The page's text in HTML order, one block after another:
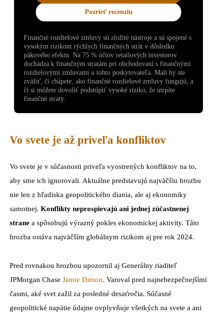
Pozrieť recenziu
Finančné rozdielové zmluvy sú zložité nástroje a sú spojené s
vysokým rizikom rýchlych finančných strát v dôsledku
pákového efektu. Na 75 % účtov retailových investorov
dochádza k finančným stratám pri obchodovaní s finančnými
rozdielovými zmluvami u tohto poskytovateľa. Mali by ste
zvážiť, či chápete, ako finančné rozdielové zmluvy fungujú, a
či si môžete dovoliť podstúpiť vysoké riziko, že utrpíte
finančné straty.
Vo svete je až priveľa konfliktov
Vo svete je v súčasnosti priveľa vyostrených konfliktov na to,
aby sme ich ignorovali. Aktuálne predstavujú najväčšiu hrozbu
nie len z hľadiska geopolitického diania, ale aj ekonomiky
samotnej. Konflikty neprospievajú ani jednej zúčastnenej
strane a spôsobujú výrazný pokles ekonomickej aktivity. Táto
hrozba ostáva najväčším globálnym rizikom aj pre rok 2024.
Pred rovnakou hrozbou upozornil aj Generálny riaditeľ
JPMorgan Chase Jamie Dimon. Varoval pred najnebezpečnejšími
časmi, aké svet zažil za posledné desaťročia. Súčasné
geopolitické napätie údajne ovplyvňuje všetkých na svete a ani